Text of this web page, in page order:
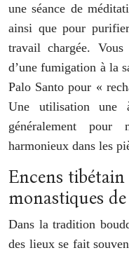
une séance de
ainsi que pour
travail chargée.
d’une fumigation à la
Palo Santo pour «
Une utilisation une
généralement pour
harmonieux dans les
Encens
monastiques
Dans la tradition
des lieux se fait